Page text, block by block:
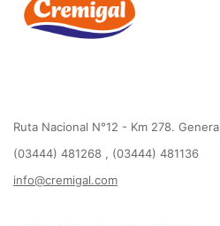
Ruta Nacional N°12 - Km 278.
(03444) 481268 , (03444) 481136
info@cremigal.com